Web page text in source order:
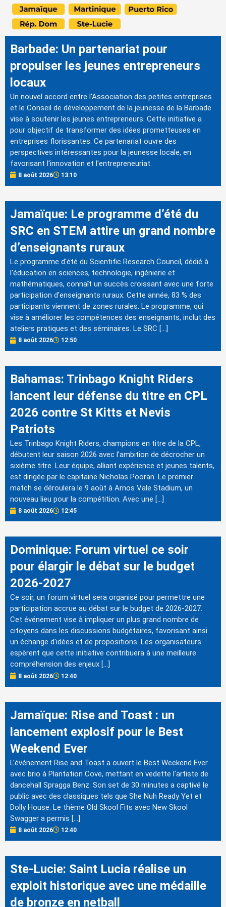
Barbade: Un partenariat pour
propulser les jeunes entrepreneurs
locaux
Un nouvel accord entre l'Association des petites entreprises
et le Conseil de développement de la jeunesse de la Barbade
vise à soutenir les jeunes entrepreneurs. Cette initiative a
pour objectif de transformer des idées prometteuses en
entreprises florissantes. Ce partenariat ouvre des
perspectives intéressantes pour la jeunesse locale, en
favorisant l'innovation et l'entrepreneuriat.
8 août 2026 13:10
Jamaïque: Le programme d’été du
SRC en STEM attire un grand nombre
d’enseignants ruraux
Le programme d'été du Scientific Research Council, dédié à
l'éducation en sciences, technologie, ingénierie et
mathématiques, connaît un succès croissant avec une forte
participation d'enseignants ruraux. Cette année, 83 % des
participants viennent de zones rurales. Le programme, qui
vise à améliorer les compétences des enseignants, inclut des
ateliers pratiques et des séminaires. Le SRC […]
8 août 2026 12:50
Bahamas: Trinbago Knight Riders
lancent leur défense du titre en CPL
2026 contre St Kitts et Nevis
Patriots
Les Trinbago Knight Riders, champions en titre de la CPL,
débutent leur saison 2026 avec l'ambition de décrocher un
sixième titre. Leur équipe, alliant expérience et jeunes talents,
est dirigée par le capitaine Nicholas Pooran. Le premier
match se déroulera le 9 août à Arnos Vale Stadium, un
nouveau lieu pour la compétition. Avec une […]
8 août 2026 12:45
Dominique: Forum virtuel ce soir
pour élargir le débat sur le budget
2026-2027
Ce soir, un forum virtuel sera organisé pour permettre une
participation accrue au débat sur le budget de 2026-2027.
Cet événement vise à impliquer un plus grand nombre de
citoyens dans les discussions budgétaires, favorisant ainsi
un échange d'idées et de propositions. Les organisateurs
espèrent que cette initiative contribuera à une meilleure
compréhension des enjeux […]
8 août 2026 12:40
Jamaïque: Rise and Toast : un
lancement explosif pour le Best
Weekend Ever
L'événement Rise and Toast a ouvert le Best Weekend Ever
avec brio à Plantation Cove, mettant en vedette l'artiste de
dancehall Spragga Benz. Son set de 30 minutes a captivé le
public avec des classiques tels que She Nuh Ready Yet et
Dolly House. Le thème Old Skool Fits avec New Skool
Swagger a permis […]
8 août 2026 12:40
Ste-Lucie: Saint Lucia réalise un
exploit historique avec une médaille
de bronze en netball